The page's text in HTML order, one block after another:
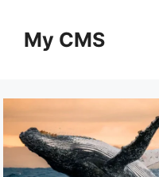
contentMy CMS